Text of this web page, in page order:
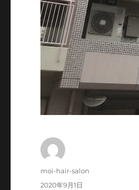
投
稿
moi-hair-salon
投
2020年9月1日